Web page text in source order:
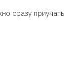
сразу приучать